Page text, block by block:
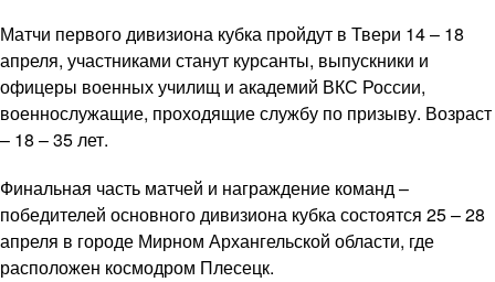
Матчи первого дивизиона кубка пройдут в Твери 14 – 18
апреля, участниками станут курсанты, выпускники и
офицеры военных училищ и академий ВКС России,
военнослужащие, проходящие службу по призыву. Возраст
– 18 – 35 лет.
Финальная часть матчей и награждение команд –
победителей основного дивизиона кубка состоятся 25 – 28
апреля в городе Мирном Архангельской области, где
расположен космодром Плесецк.